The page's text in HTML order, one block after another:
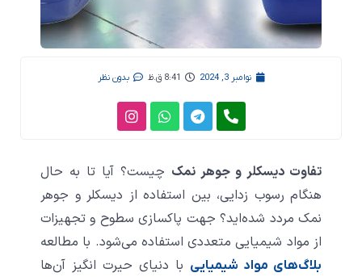
نوامبر 3, 2024 8:41 ق.ظ بدون نظر
P
h
o
e
-
a
t
T
e
l
g
r
a
W
h
a
s
a
p
I
n
s
a
g
r
m
تفاوت دیسکلر و جوهر نمک چیست؟ آیا تا به حال
هنگام رسوب زدایی، بین استفاده از دیسکلر و جوهر
نمک مردد شده‌اید؟ جهت پاکسازی سطوح و تجهیزات
از مواد شیمیایی متعددی استفاده می‌شود. با مطالعه
بلاگ‌های مواد شیمیایی با دنیای حیرت انگیز آن‌ها